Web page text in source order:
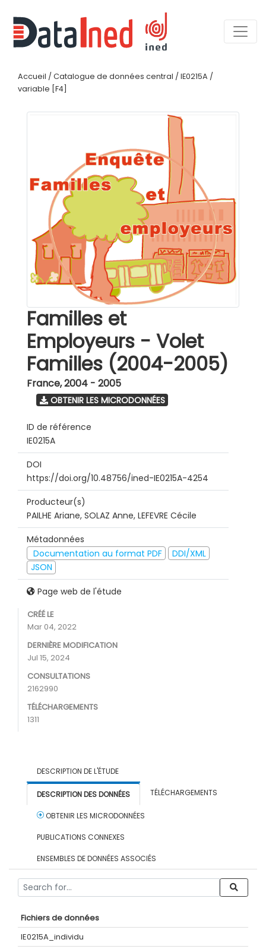
Accueil / Catalogue de données central / IE0215A /
variable [F4]
Familles et
Employeurs - Volet
Familles (2004-2005)
France,2004 - 2005
OBTENIR LES MICRODONNÉES
ID de référence
IE0215A
DOI
https://doi.org/10.48756/ined-IE0215A-4254
Producteur(s)
PAILHE Ariane, SOLAZ Anne, LEFEVRE Cécile
Métadonnées
Documentation au format PDF
DDI/XML
JSON
Page web de l'étude
CRÉÉ LE
Mar 04, 2022
DERNIÈRE MODIFICATION
Jul 15, 2024
CONSULTATIONS
2162990
TÉLÉCHARGEMENTS
1311
DESCRIPTION DE L'ÉTUDE
DESCRIPTION DES DONNÉES TÉLÉCHARGEMENTS
OBTENIR LES MICRODONNÉES
PUBLICATIONS CONNEXES
ENSEMBLES DE DONNÉES ASSOCIÉS
Fichiers de données
IE0215A_individu